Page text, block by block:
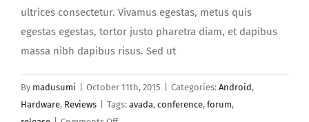
ultrices consectetur. Vivamus egestas, metus quis
egestas egestas, tortor justo pharetra diam, et dapibus
massa nibh dapibus risus. Sed ut
By madusumi October 11th, 2015 Categories: Android,
Hardware, Reviews Tags: avada, conference, forum,